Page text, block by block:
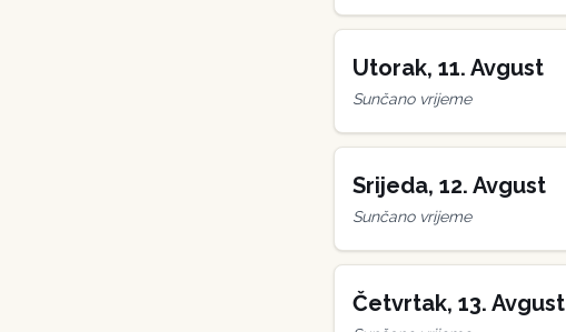
Utorak, 11. Avgust
Sunčano vrijeme
Srijeda, 12. Avgust
Sunčano vrijeme
Četvrtak, 13. Avgust